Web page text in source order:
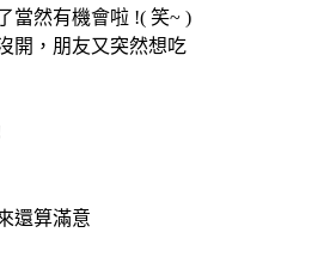
當然有機會啦 !( 笑~ )
開，朋友又突然想吃
還算滿意